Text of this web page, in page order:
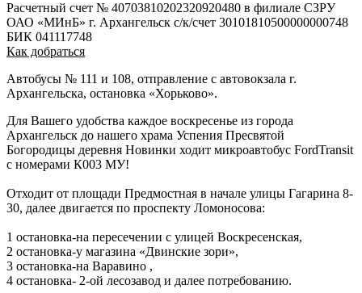
Расчетный счет № 40703810202320920480 в филиале СЗРУ
ОАО «МИнБ» г. Архангельск с/к/счет 30101810500000000748
БИК 041117748
Как добраться
Автобусы № 111 и 108, отправление с автовокзала г.
Архангельска, остановка «Хорьково».
Для Вашего удобства каждое воскресенье из города
Архангельск до нашего храма Успения Пресвятой
Богородицы деревня Новинки ходит микроавтобус FordTransit
с номерами К003 МУ!
Отходит от площади Предмостная в начале улицы Гагарина 8-
30, далее двигается по проспекту Ломоносова:
1 остановка-на пересечении с улицей Воскресенская,
2 остановка-у магазина «Двинские зори»,
3 остановка-на Варавино ,
4 остановка- 2-ой лесозавод и далее потребованию.